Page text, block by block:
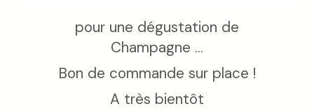
pour une dégustation de
Champagne ...
Bon de commande sur place !
A très bientôt